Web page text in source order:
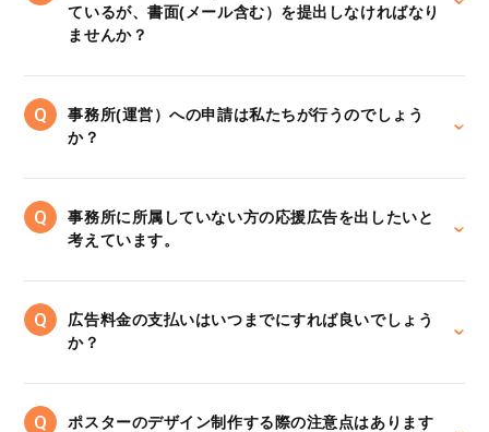
ているが、書面(メール含む）を提出しなければなり
ませんか？
事務所(運営）への申請は私たちが行うのでしょう
か？
事務所に所属していない方の応援広告を出したいと
考えています。
広告料金の支払いはいつまでにすれば良いでしょう
か？
ポスターのデザイン制作する際の注意点はあります